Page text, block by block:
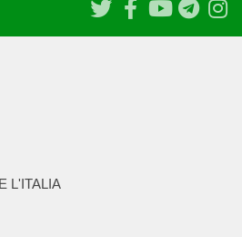
L'ITALIA